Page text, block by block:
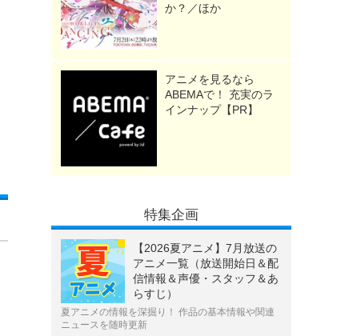
か？／ほか
アニメを見るなら
ABEMAで！ 充実のラ
インナップ【PR】
特集企画
【2026夏アニメ】7月放送の
アニメ一覧（放送開始日＆配
信情報＆声優・スタッフ＆あ
らすじ）
夏アニメの情報を深掘り！ 作品の基本情報や関連
ニュースを随時更新